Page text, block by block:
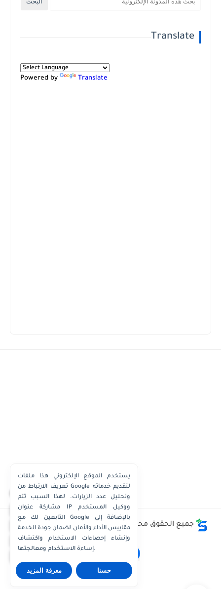
واتساب الكويت
واتساب قطر
واتساب عُمان
Translate
Powered by Translate
جميع الحقوق محفوظة ©
وظائف الكويت توداي - Kuwait
Jobs Today
يستخدم الموقع الإلكتروني هذا ملفات
تعريف الارتباط من Google لتقديم خدماته
وتحليل عدد الزيارات. لهذا السبب تتم
مشاركة عنوان IP ووكيل المستخدم
التابعين لك مع Google بالإضافة إلى
مقاييس الأداء والأمان لضمان جودة الخدمة
وإنشاء إحصاءات الاستخدام واكتشاف
إساءة الاستخدام ومعالجتها.
معرفة المزيد حسنا